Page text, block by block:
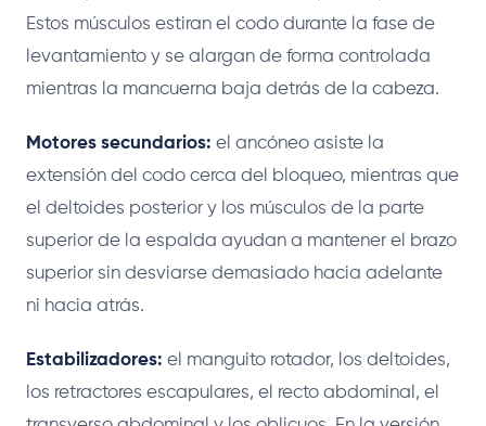
Estos músculos estiran el codo durante la fase de
levantamiento y se alargan de forma controlada
mientras la mancuerna baja detrás de la cabeza.
Motores secundarios: el ancóneo asiste la
extensión del codo cerca del bloqueo, mientras que
el deltoides posterior y los músculos de la parte
superior de la espalda ayudan a mantener el brazo
superior sin desviarse demasiado hacia adelante
ni hacia atrás.
Estabilizadores: el manguito rotador, los deltoides,
los retractores escapulares, el recto abdominal, el